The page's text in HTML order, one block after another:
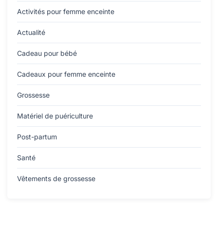
Activités pour femme enceinte
Actualité
Cadeau pour bébé
Cadeaux pour femme enceinte
Grossesse
Matériel de puériculture
Post-partum
Santé
Vêtements de grossesse